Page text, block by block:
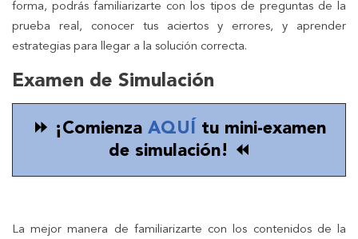
forma, podrás familiarizarte con los tipos de preguntas de la
prueba real, conocer tus aciertos y errores, y aprender
estrategias para llegar a la solución correcta.
Examen de Simulación
⏩ ¡Comienza AQUÍ tu mini-examen
de simulación! ⏪
La mejor manera de familiarizarte con los contenidos de la